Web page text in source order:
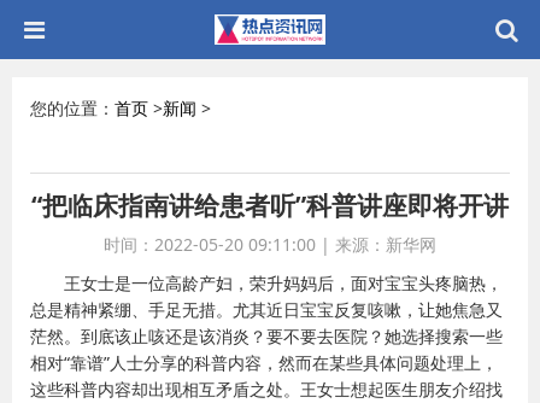
您的位置： 首页 >新闻 >
“把临床指南讲给患者听”科普讲座即将开讲
时间：2022-05-20 09:11:00 | 来源：新华网
王女士是一位高龄产妇，荣升妈妈后，面对宝宝头疼脑热，
总是精神紧绷、手足无措。尤其近日宝宝反复咳嗽，让她焦急又
茫然。到底该止咳还是该消炎？要不要去医院？她选择搜索一些
相对“靠谱”人士分享的科普内容，然而在某些具体问题处理上，
这些科普内容却出现相互矛盾之处。王女士想起医生朋友介绍找